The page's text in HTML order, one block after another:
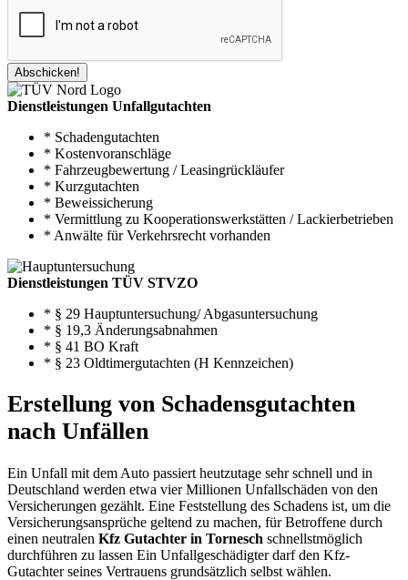
Abschicken!
Dienstleistungen Unfallgutachten
* Schadengutachten
* Kostenvoranschläge
* Fahrzeugbewertung / Leasingrückläufer
* Kurzgutachten
* Beweissicherung
* Vermittlung zu Kooperationswerkstätten / Lackierbetrieben
* Anwälte für Verkehrsrecht vorhanden
Dienstleistungen TÜV STVZO
* § 29 Hauptuntersuchung/ Abgasuntersuchung
* § 19,3 Änderungsabnahmen
* § 41 BO Kraft
* § 23 Oldtimergutachten (H Kennzeichen)
Erstellung von Schadensgutachten
nach Unfällen
Ein Unfall mit dem Auto passiert heutzutage sehr schnell und in
Deutschland werden etwa vier Millionen Unfallschäden von den
Versicherungen gezählt. Eine Feststellung des Schadens ist, um die
Versicherungsansprüche geltend zu machen, für Betroffene durch
einen neutralen Kfz Gutachter in Tornesch schnellstmöglich
durchführen zu lassen Ein Unfallgeschädigter darf den Kfz-
Gutachter seines Vertrauens grundsätzlich selbst wählen.